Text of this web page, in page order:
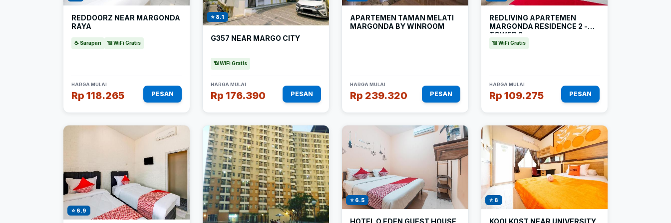
REDDOORZ NEAR MARGONDA
RAYA
☕ Sarapan 📶 WiFi Gratis
HARGA MULAI
Rp 118.265 PESAN
⭐ 8.1
G357 NEAR MARGO CITY
📶 WiFi Gratis
HARGA MULAI
Rp 176.390 PESAN
APARTEMEN TAMAN MELATI
MARGONDA BY WINROOM
HARGA MULAI
Rp 239.320 PESAN
REDLIVING APARTEMEN
MARGONDA RESIDENCE 2 -
TOWER 2
📶 WiFi Gratis
HARGA MULAI
Rp 109.275 PESAN
⭐ 6.9
⭐ 6.5 ⭐ 8